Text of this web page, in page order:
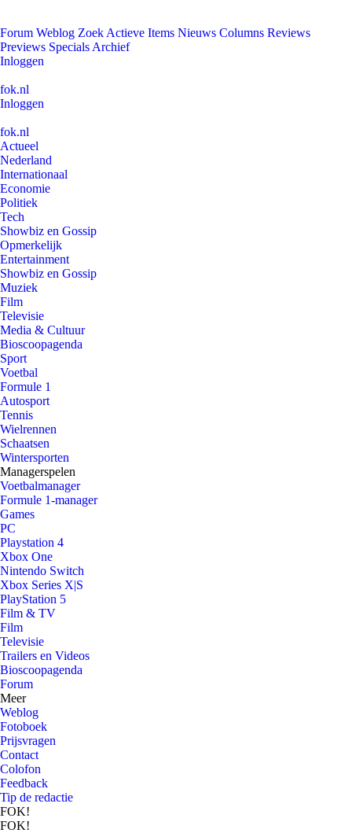
Forum Weblog Zoek Actieve Items Nieuws Columns Reviews
Previews Specials Archief
Inloggen
fok.nl
Inloggen
fok.nl
Actueel
Nederland
Internationaal
Economie
Politiek
Tech
Showbiz en Gossip
Opmerkelijk
Entertainment
Showbiz en Gossip
Muziek
Film
Televisie
Media & Cultuur
Bioscoopagenda
Sport
Voetbal
Formule 1
Autosport
Tennis
Wielrennen
Schaatsen
Wintersporten
Managerspelen
Voetbalmanager
Formule 1-manager
Games
PC
Playstation 4
Xbox One
Nintendo Switch
Xbox Series X|S
PlayStation 5
Film & TV
Film
Televisie
Trailers en Videos
Bioscoopagenda
Forum
Meer
Weblog
Fotoboek
Prijsvragen
Contact
Colofon
Feedback
Tip de redactie
FOK!
FOK!